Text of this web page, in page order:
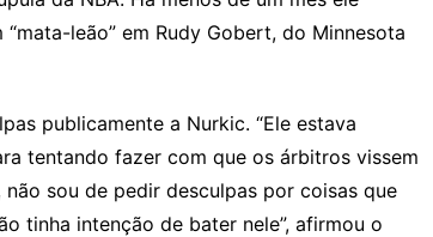
leão” em Rudy Gobert, do Minnesota
publicamente a Nurkic. “Ele estava
tentando fazer com que os árbitros vissem
sou de pedir desculpas por coisas que
tinha intenção de bater nele”, afirmou o